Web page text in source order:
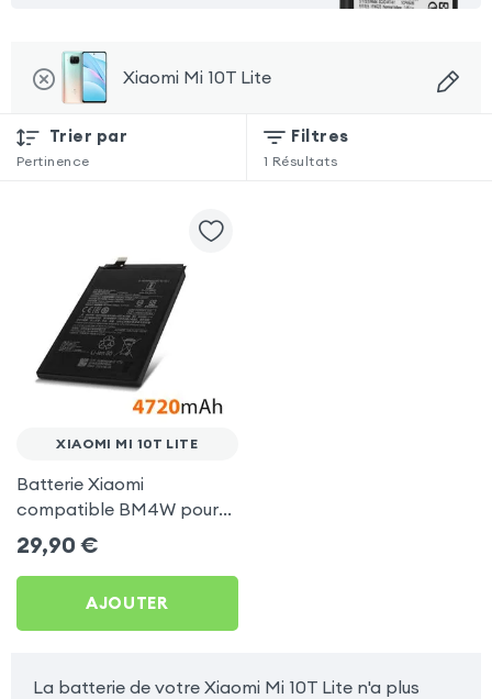
Xiaomi Mi 10T Lite
Trier par
Pertinence
Filtres
1 Résultats
XIAOMI MI 10T LITE
Batterie Xiaomi
compatible BM4W pour
Xiaomi Mi 10T Lite
29,90 €
AJOUTER
La batterie de votre Xiaomi Mi 10T Lite n'a plus